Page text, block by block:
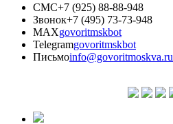
СМС+7 (925) 88-88-948
Звонок+7 (495) 73-73-948
MAXgovoritmskbot
Telegramgovoritmskbot
Письмоinfo@govoritmoskva.ru